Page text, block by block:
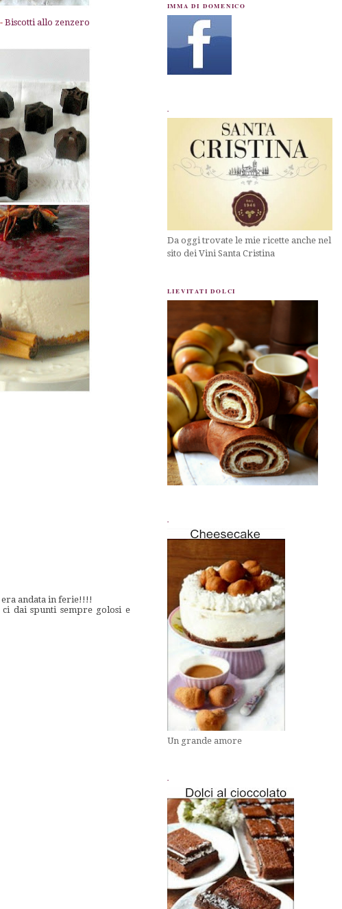
- Biscotti allo zenzero
era andata in ferie!!!!
dai spunti sempre golosi e
IMMA DI DOMENICO
.
Da oggi trovate le mie ricette anche nel
sito dei Vini Santa Cristina
LIEVITATI DOLCI
.
Un grande amore
.